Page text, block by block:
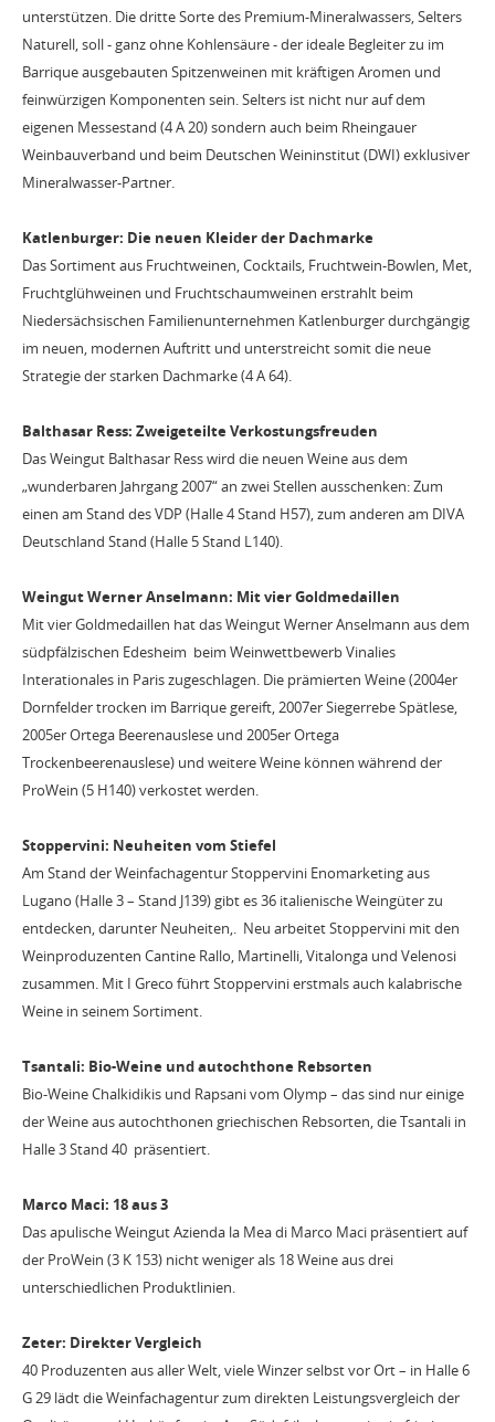
unterstützen. Die dritte Sorte des Premium-Mineralwassers, Selters
Naturell, soll - ganz ohne Kohlensäure - der ideale Begleiter zu im
Barrique ausgebauten Spitzenweinen mit kräftigen Aromen und
feinwürzigen Komponenten sein. Selters ist nicht nur auf dem
eigenen Messestand (4 A 20) sondern auch beim Rheingauer
Weinbauverband und beim Deutschen Weininstitut (DWI) exklusiver
Mineralwasser-Partner.
Katlenburger: Die neuen Kleider der Dachmarke
Das Sortiment aus Fruchtweinen, Cocktails, Fruchtwein-Bowlen, Met,
Fruchtglühweinen und Fruchtschaumweinen erstrahlt beim
Niedersächsischen Familienunternehmen Katlenburger durchgängig
im neuen, modernen Auftritt und unterstreicht somit die neue
Strategie der starken Dachmarke (4 A 64).
Balthasar Ress: Zweigeteilte Verkostungsfreuden
Das Weingut Balthasar Ress wird die neuen Weine aus dem
„wunderbaren Jahrgang 2007“ an zwei Stellen ausschenken: Zum
einen am Stand des VDP (Halle 4 Stand H57), zum anderen am DIVA
Deutschland Stand (Halle 5 Stand L140).
Weingut Werner Anselmann: Mit vier Goldmedaillen
Mit vier Goldmedaillen hat das Weingut Werner Anselmann aus dem
südpfälzischen Edesheim beim Weinwettbewerb Vinalies
Interationales in Paris zugeschlagen. Die prämierten Weine (2004er
Dornfelder trocken im Barrique gereift, 2007er Siegerrebe Spätlese,
2005er Ortega Beerenauslese und 2005er Ortega
Trockenbeerenauslese) und weitere Weine können während der
ProWein (5 H140) verkostet werden.
Stoppervini: Neuheiten vom Stiefel
Am Stand der Weinfachagentur Stoppervini Enomarketing aus
Lugano (Halle 3 – Stand J139) gibt es 36 italienische Weingüter zu
entdecken, darunter Neuheiten,. Neu arbeitet Stoppervini mit den
Weinproduzenten Cantine Rallo, Martinelli, Vitalonga und Velenosi
zusammen. Mit I Greco führt Stoppervini erstmals auch kalabrische
Weine in seinem Sortiment.
Tsantali: Bio-Weine und autochthone Rebsorten
Bio-Weine Chalkidikis und Rapsani vom Olymp – das sind nur einige
der Weine aus autochthonen griechischen Rebsorten, die Tsantali in
Halle 3 Stand 40 präsentiert.
Marco Maci: 18 aus 3
Das apulische Weingut Azienda la Mea di Marco Maci präsentiert auf
der ProWein (3 K 153) nicht weniger als 18 Weine aus drei
unterschiedlichen Produktlinien.
Zeter: Direkter Vergleich
40 Produzenten aus aller Welt, viele Winzer selbst vor Ort – in Halle 6
G 29 lädt die Weinfachagentur zum direkten Leistungsvergleich der